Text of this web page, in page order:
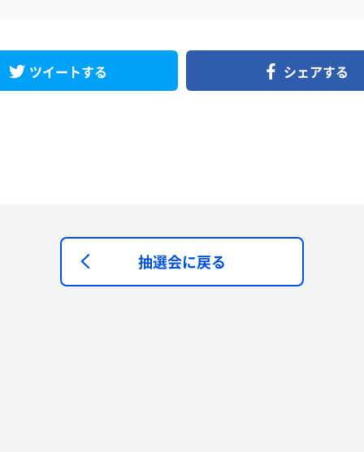
ツイートする シェアする
抽選会に戻る